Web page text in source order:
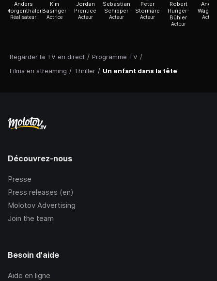
Regarder la TV en direct / Programme TV /
Films en streaming / Thriller / Un enfant dans la tête
Anders
Morgenthaler
Réalisateur
Kim
Basinger
Actrice
Jordan
Prentice
Acteur
Sebastian
Schipper
Acteur
Peter
Stormare
Acteur
Robert
Hunger-
Bühler
Acteur
Acteur
Découvrez-nous
Presse
Press releases (en)
Molotov Advertising
Join the team
Besoin d'aide
Aide en ligne